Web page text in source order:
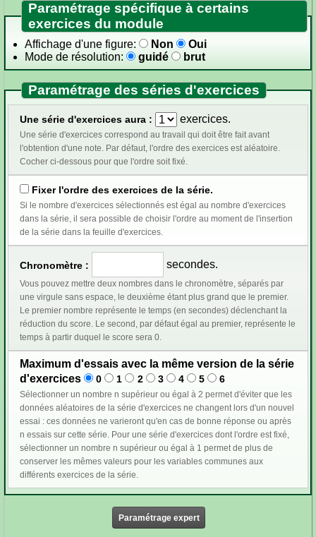
Paramétrage spécifique à certains
exercices du module
Affichage d'une figure: Non
Oui
Mode de résolution:
guidé brut
Paramétrage des séries d'exercices
Une série d'exercices aura : exercices.
Une série d'exercices correspond au travail qui doit être fait avant
l'obtention d'une note. Par défaut, l'ordre des exercices est aléatoire.
Cocher ci-dessous pour que l'ordre soit fixé.
Fixer l'ordre des exercices de la série.
Si le nombre d'exercices sélectionnés est égal au nombre d'exercices
dans la série, il sera possible de choisir l'ordre au moment de l'insertion
de la série dans la feuille d'exercices.
Chronomètre : secondes.
Vous pouvez mettre deux nombres dans le chronomètre, séparés par
une virgule sans espace, le deuxième étant plus grand que le premier.
Le premier nombre représente le temps (en secondes) déclenchant la
réduction du score. Le second, par défaut égal au premier, représente le
temps à partir duquel le score sera 0.
Maximum d'essais avec la même version de la série
d'exercices
0 1 2 3 4 5 6
Sélectionner un nombre n supérieur ou égal à 2 permet d'éviter que les
données aléatoires de la série d'exercices ne changent lors d'un nouvel
essai : ces données ne varieront qu'en cas de bonne réponse ou après
n essais sur cette série. Pour une série d'exercices dont l'ordre est fixé,
sélectionner un nombre n supérieur ou égal à 1 permet de plus de
conserver les mêmes valeurs pour les variables communes aux
différents exercices de la série.
Paramétrage expert